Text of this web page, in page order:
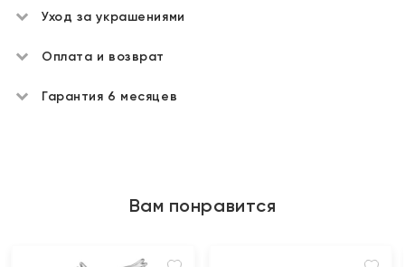
Уход за украшениями
Оплата и возврат
Гарантия 6 месяцев
Вам понравится